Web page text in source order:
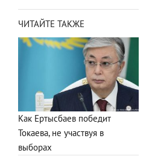
ЧИТАЙТЕ ТАКЖЕ
Как Ертысбаев победит
Токаева, не участвуя в
выборах